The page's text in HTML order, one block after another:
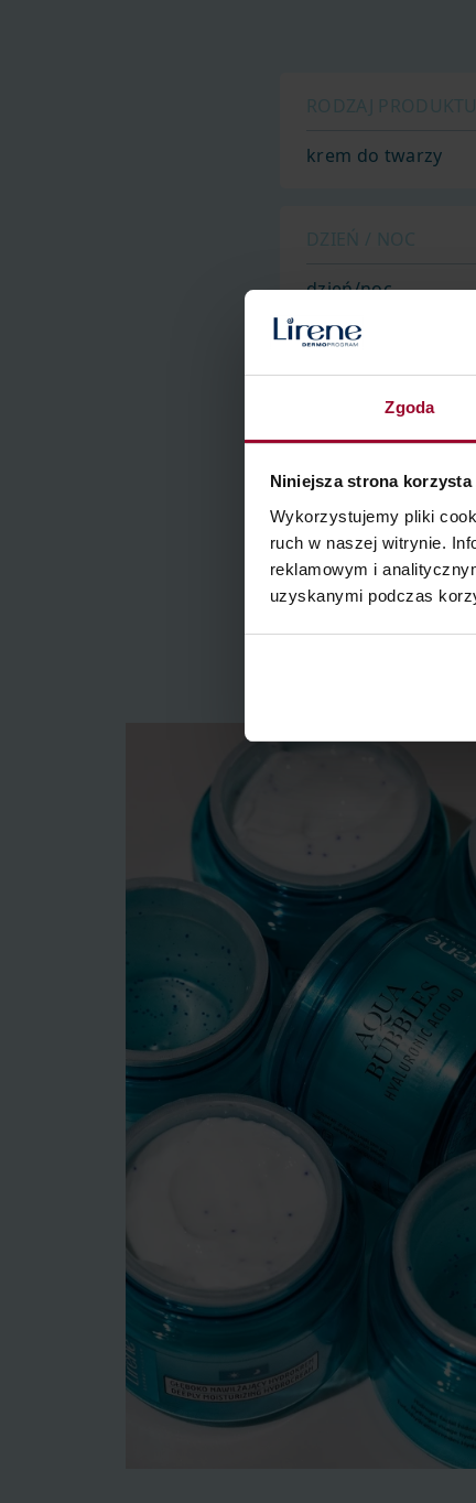
Zgoda
Niniejsza strona
Wykorzystujemy pliki
ruch w naszej witrynie.
reklamowym i
uzyskanymi podczas
RODZAJ PRODUKTU
krem do twarzy
DZIEŃ / NOC
dzień/noc
SKU